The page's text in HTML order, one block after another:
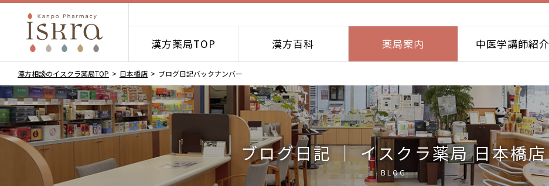
漢方薬局TOP 漢方百科 薬局案内 中医学講師紹介
漢方相談のイスクラ薬局TOP 日本橋店 ブログ日記バックナンバー
ブログ日記 ｜ イスクラ薬局 日本橋店
BLOG